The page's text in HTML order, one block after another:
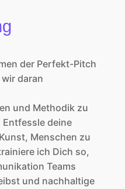
der Perfekt-Pitch
daran
und Methodik zu
deine
Menschen zu
ich Dich so,
Teams
und nachhaltige